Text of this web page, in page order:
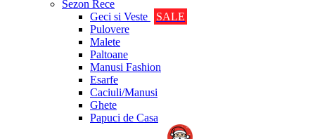
Sezon Rece
Geci si Veste
SALE
Pulovere
Malete
Paltoane
Manusi Fashion
Esarfe
Caciuli/Manusi
Ghete
Papuci de Casa